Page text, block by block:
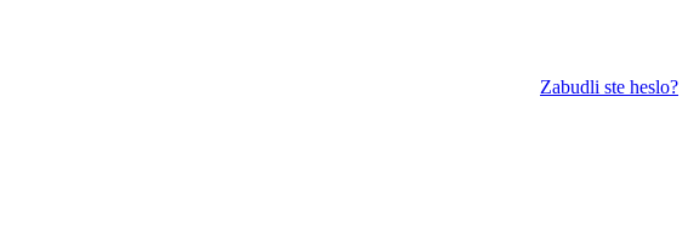
Zabudli ste heslo?